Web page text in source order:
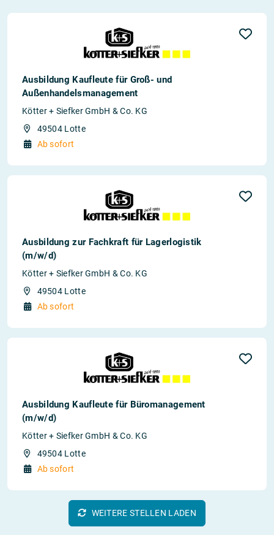
Ausbildung Kaufleute für Groß- und
Außenhandelsmanagement
Kötter + Siefker GmbH & Co. KG
49504 Lotte
Ab sofort
Ausbildung zur Fachkraft für Lagerlogistik
(m/w/d)
Kötter + Siefker GmbH & Co. KG
49504 Lotte
Ab sofort
Ausbildung Kaufleute für Büromanagement
(m/w/d)
Kötter + Siefker GmbH & Co. KG
49504 Lotte
Ab sofort
WEITERE STELLEN LADEN